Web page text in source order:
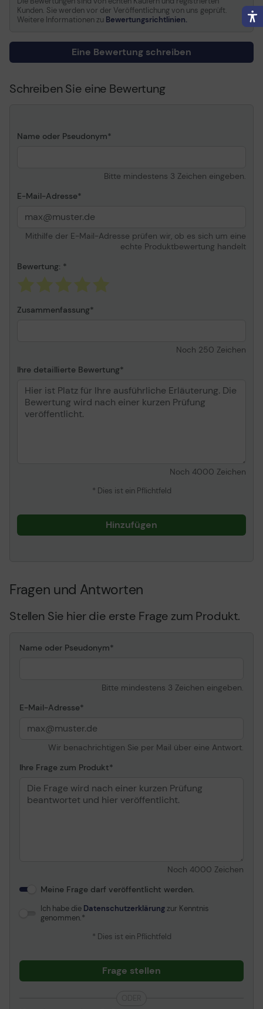
Informationen zur Kompatibilität
Kompatibel mit
Canon i-SENSYS
MF651Cw
Allgemein
Kunden. Sie werden vor der Veröffentlichung von uns geprüft.
Weitere Informationen zu Bewertungsrichtlinien.
Eine Bewertung schreiben
Schreiben Sie eine Bewertung
Name oder Pseudonym
Bitte mindestens 3 Zeichen eingeben.
E-Mail-Adresse
Mithilfe der E-Mail-Adresse prüfen wir, ob es sich um eine
echte Produktbewertung handelt
Bewertung:
Zusammenfassung
Noch 250 Zeichen
Ihre detaillierte Bewertung
Noch 4000 Zeichen
* Dies ist ein Pflichtfeld
Hinzufügen
Fragen und Antworten
Stellen Sie hier die erste Frage zum Produkt.
Name oder Pseudonym
Bitte mindestens 3 Zeichen eingeben.
E-Mail-Adresse
Wir benachrichtigen Sie per Mail über eine Antwort.
Ihre Frage zum Produkt
Noch 4000 Zeichen
Meine Frage darf veröffentlicht werden.
Ich habe die Datenschutzerklärungzur Kenntnis
genommen.
* Dies ist ein Pflichtfeld
Frage stellen